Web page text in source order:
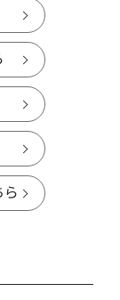
ら